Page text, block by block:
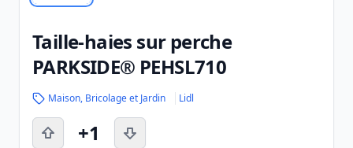
Taille-haies sur perche
PARKSIDE® PEHSL710
Maison, Bricolage et Jardin Lidl
+1